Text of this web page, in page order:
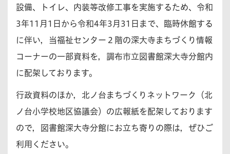
設備、トイレ、内装等改修工事を実施するため、令和
3年11月1日から令和4年3月31日まで、臨時休館する
に伴い，当福祉センター２階の深大寺まちづくり情報
コーナーの一部資料を，調布市立図書館深大寺分館内
に配架しております。
行政資料のほか，北ノ台まちづくりネットワーク（北
ノ台小学校地区協議会）の広報紙を配架しております
ので，図書館深大寺分館にお立ち寄りの際は，ぜひご
利用ください。